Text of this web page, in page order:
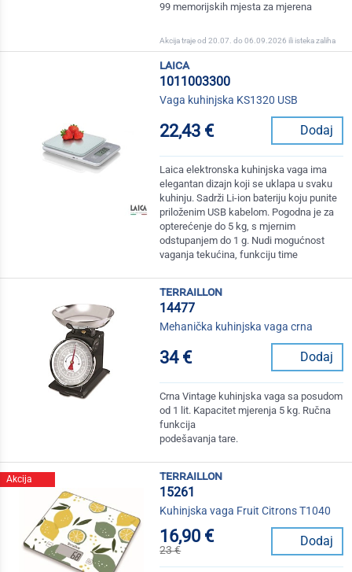
99 memorijskih mjesta za mjerena
Akcija traje od 20.07. do 06.09.2026 ili isteka zaliha
laica
1011003300
Vaga kuhinjska KS1320 USB
22,43 € Dodaj
Laica elektronska kuhinjska vaga ima
elegantan dizajn koji se uklapa u svaku
kuhinju. Sadrži Li-ion bateriju koju punite
priloženim USB kabelom. Pogodna je za
opterećenje do 5 kg, s mjernim
odstupanjem do 1 g. Nudi mogućnost
vaganja tekućina, funkciju time
terraillon
14477
Mehanička kuhinjska vaga crna
34 € Dodaj
Crna Vintage kuhinjska vaga sa posudom
od 1 lit. Kapacitet mjerenja 5 kg. Ručna
funkcija
podešavanja tare.
Akcija
terraillon
15261
Kuhinjska vaga Fruit Citrons T1040
16,90 €
23 €
Dodaj